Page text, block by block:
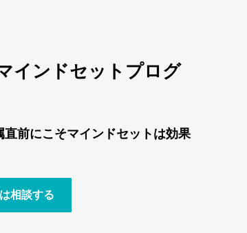
インドセットプログ
前にこそマインドセットは効果
相談する